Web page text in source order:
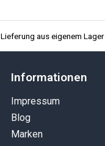
Lieferung aus eigenem Lager
Informationen
Impressum
Blog
Marken